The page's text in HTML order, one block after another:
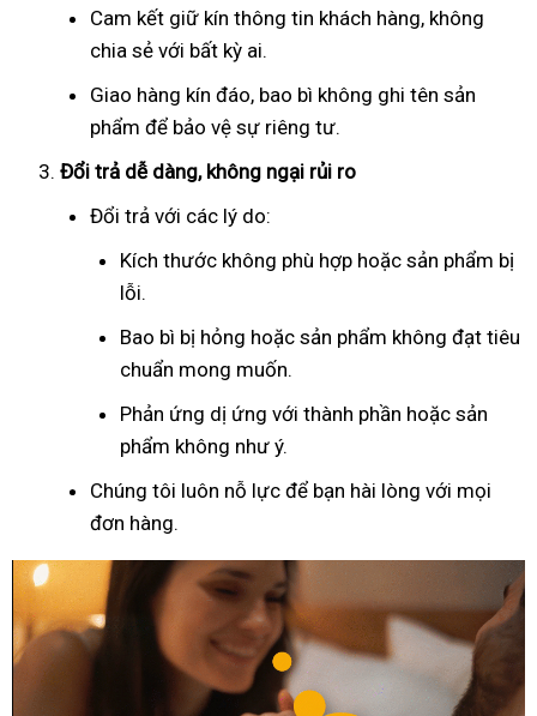
Cam kết giữ kín thông tin khách hàng, không
chia sẻ với bất kỳ ai.
Giao hàng kín đáo, bao bì không ghi tên sản
phẩm để bảo vệ sự riêng tư.
Đổi trả dễ dàng, không ngại rủi ro
Đổi trả với các lý do:
Kích thước không phù hợp hoặc sản phẩm bị
lỗi.
Bao bì bị hỏng hoặc sản phẩm không đạt tiêu
chuẩn mong muốn.
Phản ứng dị ứng với thành phần hoặc sản
phẩm không như ý.
Chúng tôi luôn nỗ lực để bạn hài lòng với mọi
đơn hàng.